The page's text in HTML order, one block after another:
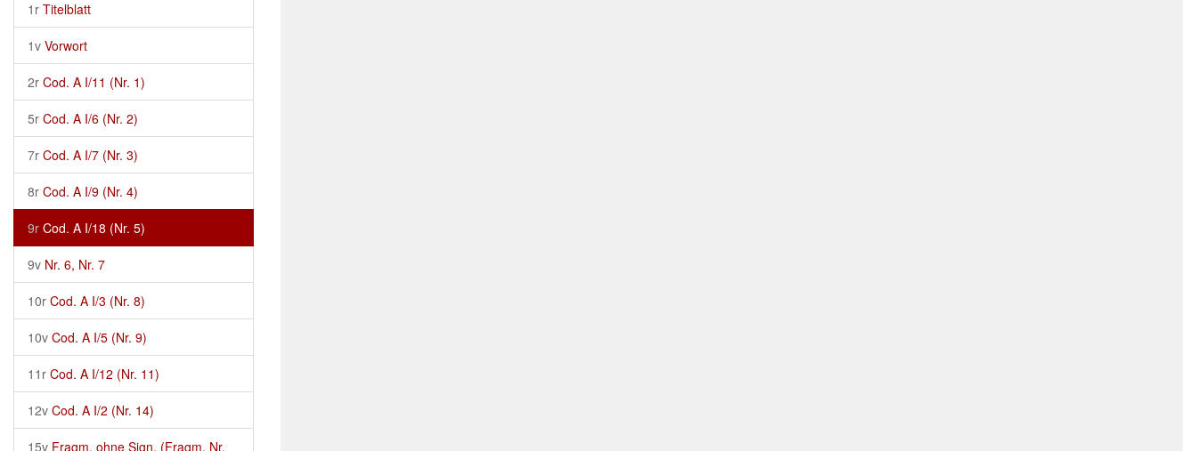
1r Titelblatt
1v Vorwort
2r Cod. A I/11 (Nr. 1)
5r Cod. A I/6 (Nr. 2)
7r Cod. A I/7 (Nr. 3)
8r Cod. A I/9 (Nr. 4)
9r Cod. A I/18 (Nr. 5)
9v Nr. 6, Nr. 7
10r Cod. A I/3 (Nr. 8)
10v Cod. A I/5 (Nr. 9)
11r Cod. A I/12 (Nr. 11)
12v Cod. A I/2 (Nr. 14)
15v Fragm. ohne Sign. (Fragm. Nr.